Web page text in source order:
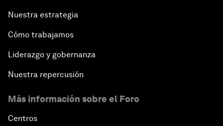
Nuestra estrategia
Cómo trabajamos
Liderazgo y gobernanza
Nuestra repercusión
Más información sobre el Foro
Centros